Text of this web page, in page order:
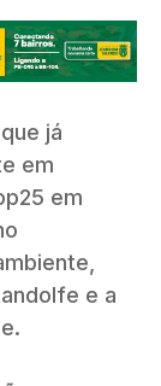
já
em
em
e a